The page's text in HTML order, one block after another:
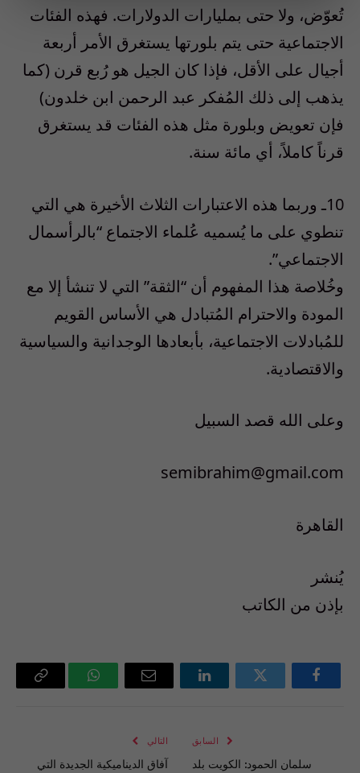
تُعوّض، ولا حتى بمليارات الدولارات. فهذه الفئات
الاجتماعية حتى يتم بلورتها يستغرق الأمر أربعة
أجيال على الأقل، فإذا كان الجيل هو رُبع قرن (كما
يذهب إلى ذلك المُفكر عبد الرحمن ابن خلدون)
فإن تعويض وبلورة مثل هذه الفئات قد يستغرق
قرناً كاملاً، أي مائة سنة.
10ـ وربما هذه الاعتبارات الثلاث الأخيرة هي التي
تنطوي على ما يُسميه عُلماء الاجتماع “بالرأسمال
الاجتماعي”.
وخُلاصة هذا المفهوم أن “الثقة” التي لا تنشأ إلا مع
المودة والاحترام المُتبادل هي الأساس القويم
للمُبادلات الاجتماعية، بأبعادها الوجدانية والسياسية
والاقتصادية.
وعلى الله قصد السبيل
semibrahim@gmail.com
القاهرة
يُنشر
بإذن من الكاتب
فيسبوك تويتر لينكدإن
البريد
واتساب Copy
السابق
سلمان الحمود: الكويت بلد
التالي
آفاق الديناميكية الجديدة التي